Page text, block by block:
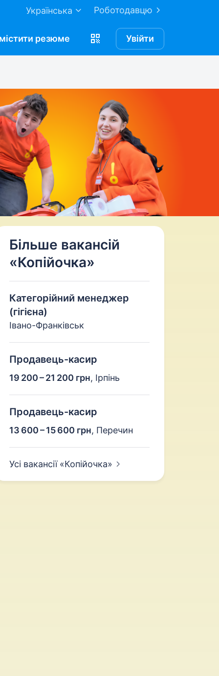
Роботодавцю
Українська
резюме Увійти
Більше вакансій
«Копійочка»
Категорійний менеджер
(гігієна)
Івано-Франківськ
Продавець-касир
19 200 – 21 200 грн, Ірпінь
Продавець-касир
13 600 – 15 600 грн, Перечин
Усі вакансії «Копійочка»